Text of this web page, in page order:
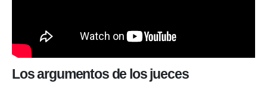
Los argumentos de los jueces